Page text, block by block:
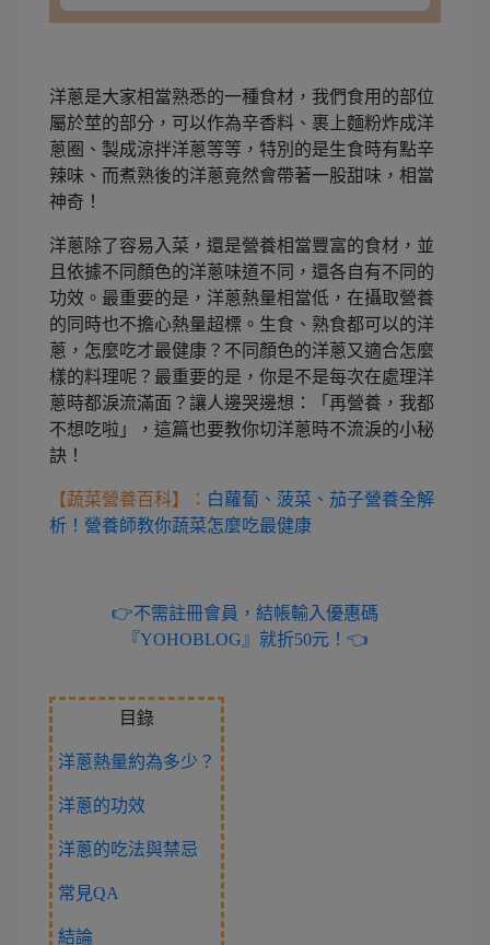
洋蔥是大家相當熟悉的一種食材，我們食用的部位
屬於莖的部分，可以作為辛香料、裹上麵粉炸成洋
蔥圈、製成涼拌洋蔥等等，特別的是生食時有點辛
辣味、而煮熟後的洋蔥竟然會帶著一股甜味，相當
神奇！
洋蔥除了容易入菜，還是營養相當豐富的食材，並
且依據不同顏色的洋蔥味道不同，還各自有不同的
功效。最重要的是，洋蔥熱量相當低，在攝取營養
的同時也不擔心熱量超標。生食、熟食都可以的洋
蔥，怎麼吃才最健康？不同顏色的洋蔥又適合怎麼
樣的料理呢？最重要的是，你是不是每次在處理洋
蔥時都淚流滿面？讓人邊哭邊想：「再營養，我都
不想吃啦」，這篇也要教你切洋蔥時不流淚的小秘
訣！
【蔬菜營養百科】： 白蘿蔔、菠菜、茄子營養全解
析！營養師教你蔬菜怎麼吃最健康
👉不需註冊會員，結帳輸入優惠碼
『YOHOBLOG』就折50元！👈
目錄
洋蔥熱量約為多少？
洋蔥的功效
洋蔥的吃法與禁忌
常見QA
結論